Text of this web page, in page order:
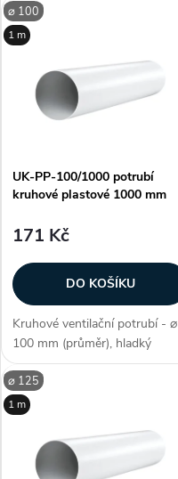
⌀ 100
1 m
UK-PP-100/1000 potrubí
kruhové plastové 1000 mm
171 Kč
DO KOŠÍKU
Kruhové ventilační potrubí - ⌀
100 mm (průměr), hladký
povrch, jednoduchá + rychlá
montáž, délka 1 m, lze zkrátit,
teplotní odolnost 0 °C až +50
WC,...
⌀ 125
1 m